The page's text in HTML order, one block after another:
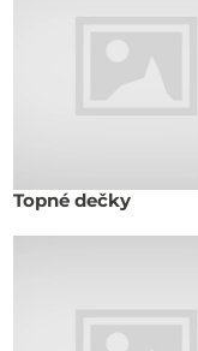
Topné dečky